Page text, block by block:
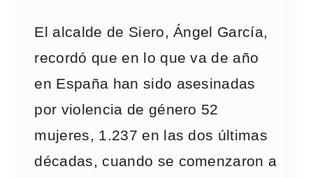
El alcalde de Siero, Ángel García,
recordó que en lo que va de año
en España han sido asesinadas
por violencia de género 52
mujeres, 1.237 en las dos últimas
décadas, cuando se comenzaron a